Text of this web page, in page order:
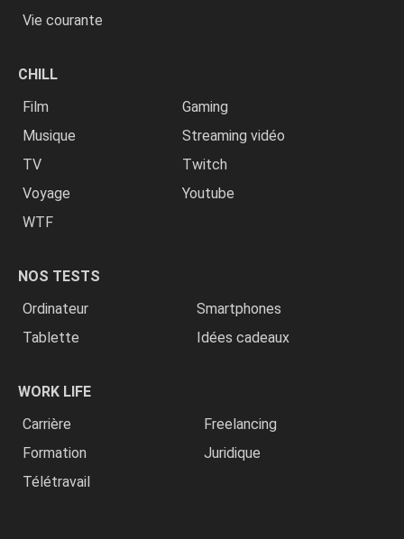
Vie courante
CHILL
Film
Gaming
Musique
Streaming vidéo
TV
Twitch
Voyage
Youtube
WTF
NOS TESTS
Ordinateur
Smartphones
Tablette
Idées cadeaux
WORK LIFE
Carrière
Freelancing
Formation
Juridique
Télétravail